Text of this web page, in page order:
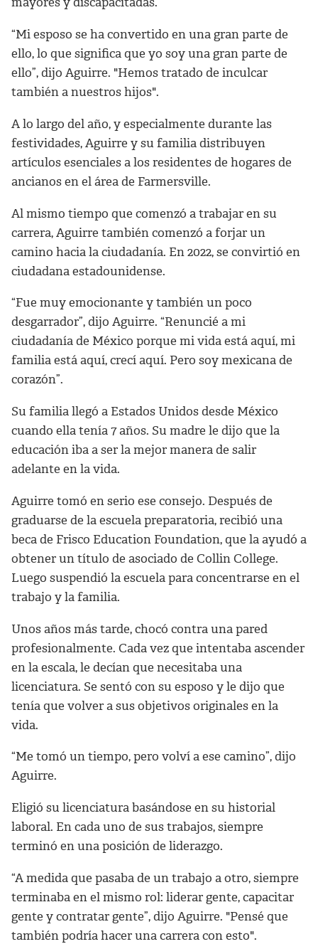
“Mi esposo se ha convertido en una gran parte de
ello, lo que significa que yo soy una gran parte de
ello”, dijo Aguirre. "Hemos tratado de inculcar
también a nuestros hijos".
A lo largo del año, y especialmente durante las
festividades, Aguirre y su familia distribuyen
artículos esenciales a los residentes de hogares de
ancianos en el área de Farmersville.
Al mismo tiempo que comenzó a trabajar en su
carrera, Aguirre también comenzó a forjar un
camino hacia la ciudadanía. En 2022, se convirtió en
ciudadana estadounidense.
“Fue muy emocionante y también un poco
desgarrador”, dijo Aguirre. “Renuncié a mi
ciudadanía de México porque mi vida está aquí, mi
familia está aquí, crecí aquí. Pero soy mexicana de
corazón”.
Su familia llegó a Estados Unidos desde México
cuando ella tenía 7 años. Su madre le dijo que la
educación iba a ser la mejor manera de salir
adelante en la vida.
Aguirre tomó en serio ese consejo. Después de
graduarse de la escuela preparatoria, recibió una
beca de Frisco Education Foundation, que la ayudó a
obtener un título de asociado de Collin College.
Luego suspendió la escuela para concentrarse en el
trabajo y la familia.
Unos años más tarde, chocó contra una pared
profesionalmente. Cada vez que intentaba ascender
en la escala, le decían que necesitaba una
licenciatura. Se sentó con su esposo y le dijo que
tenía que volver a sus objetivos originales en la
vida.
“Me tomó un tiempo, pero volví a ese camino”, dijo
Aguirre.
Eligió su licenciatura basándose en su historial
laboral. En cada uno de sus trabajos, siempre
terminó en una posición de liderazgo.
“A medida que pasaba de un trabajo a otro, siempre
terminaba en el mismo rol: liderar gente, capacitar
gente y contratar gente”, dijo Aguirre. "Pensé que
también podría hacer una carrera con esto".